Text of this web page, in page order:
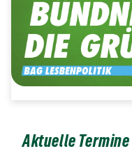
Aktuelle Termine